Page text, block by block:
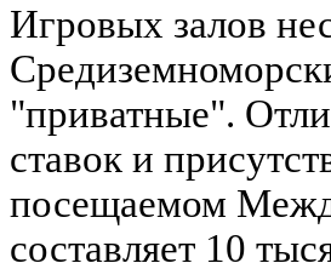
Игровых залов
"приватные".
ставок и
посещаемом
составляет 10